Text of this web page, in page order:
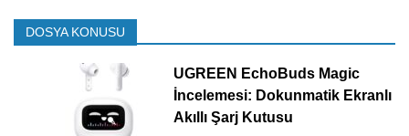
DOSYA KONUSU
UGREEN EchoBuds Magic
İncelemesi: Dokunmatik Ekranlı
Akıllı Şarj Kutusu